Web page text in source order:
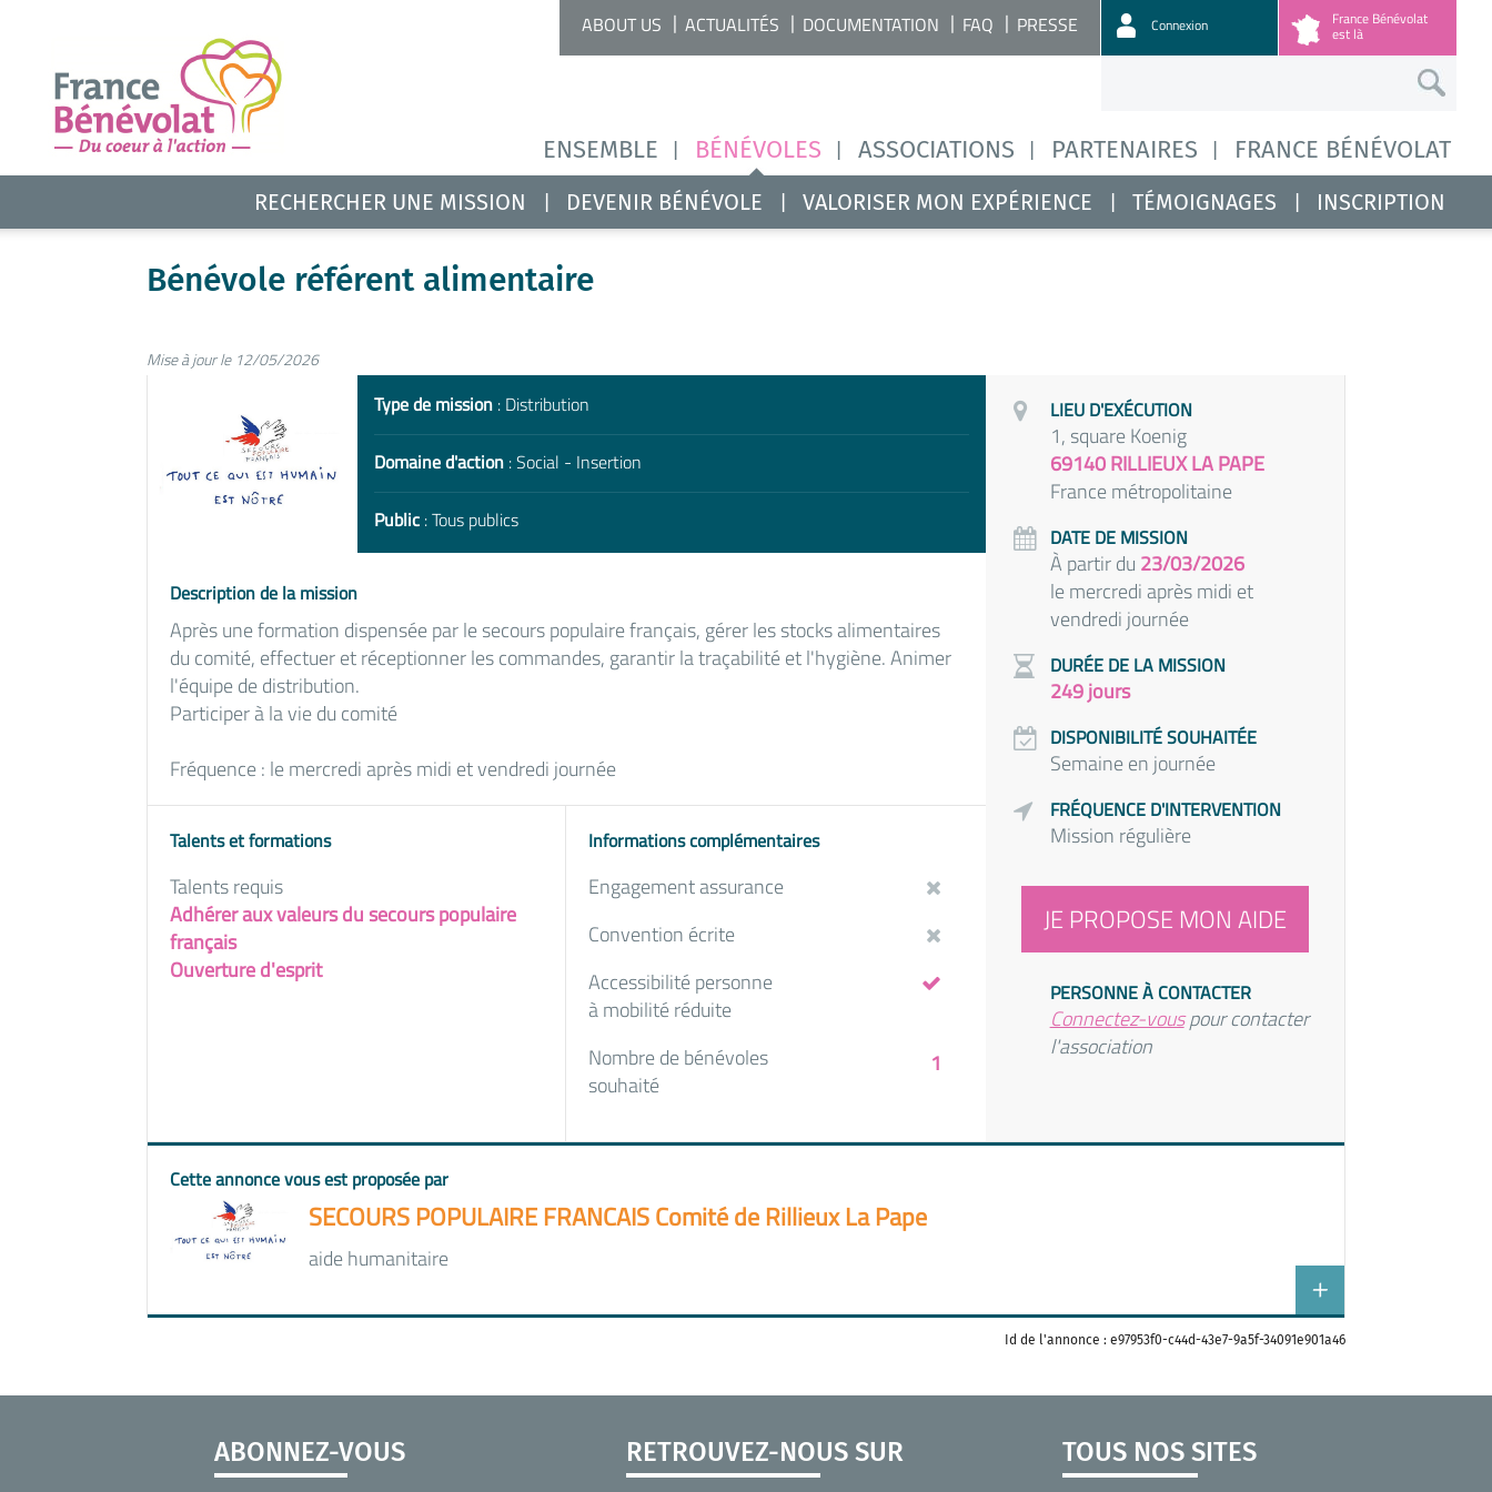
ENSEMBLE BÉNÉVOLES ASSOCIATIONS PARTENAIRES FRANCE BÉNÉVOLAT
ABOUT US ACTUALITÉS DOCUMENTATION FAQ PRESSE Connexion France Bénévolat
est là
RECHERCHER UNE MISSION DEVENIR BÉNÉVOLE VALORISER MON EXPÉRIENCE TÉMOIGNAGES INSCRIPTION
Bénévole référent alimentaire
Mise à jour le 12/05/2026
Type de mission: Distribution
Domaine d'action: Social - Insertion
Public: Tous publics
Description de la mission
Après une formation dispensée par le secours populaire français, gérer les stocks alimentaires
du comité, effectuer et réceptionner les commandes, garantir la traçabilité et l'hygiène. Animer
l'équipe de distribution.
Participer à la vie du comité
Fréquence : le mercredi après midi et vendredi journée
Talents et formations
Talents requis
Adhérer aux valeurs du secours populaire
français
Ouverture d'esprit
Informations complémentaires
Engagement assurance
Convention écrite
Accessibilité personne
à mobilité réduite
1
Nombre de bénévoles
souhaité
LIEU D'EXÉCUTION
1, square Koenig
69140 RILLIEUX LA PAPE
France métropolitaine
DATE DE MISSION
À partir du 23/03/2026
le mercredi après midi et
vendredi journée
DURÉE DE LA MISSION
249 jours
DISPONIBILITÉ SOUHAITÉE
Semaine en journée
FRÉQUENCE D'INTERVENTION
Mission régulière
JE PROPOSE MON AIDE
PERSONNE À CONTACTER
Connectez-vouspour contacter
l'association
Cette annonce vous est proposée par
SECOURS POPULAIRE FRANCAIS Comité de Rillieux La Pape
aide humanitaire
Id de l'annonce : e97953f0-c44d-43e7-9a5f-34091e901a46
ABONNEZ-VOUS RETROUVEZ-NOUS SUR TOUS NOS SITES